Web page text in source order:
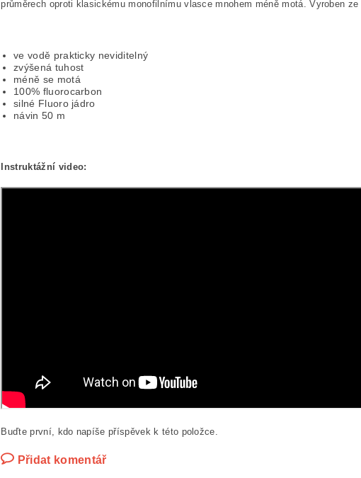
průměrech oproti klasickému monofilnímu vlasce mnohem méně motá. Vyroben
ve vodě prakticky neviditelný
zvýšená tuhost
méně se motá
100% fluorocarbon
silné Fluoro jádro
návin 50 m
Instruktážní video:
Buďte první, kdo napíše příspěvek k této položce.
Přidat komentář